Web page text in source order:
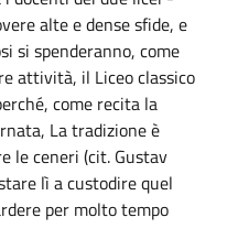
alte e dense sfide, e
si spenderanno, come
attività, il Liceo classico
come recita la
La tradizione è
le ceneri (cit. Gustav
lì a custodire quel
per molto tempo